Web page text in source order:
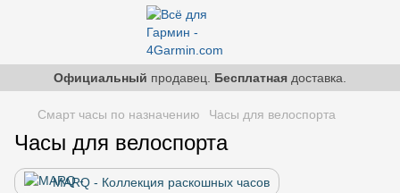
Официальный продавец. Бесплатная доставка.
Смарт часы по назначению Часы для велоспорта
Часы для велоспорта
MARQ - Коллекция раскошных часов